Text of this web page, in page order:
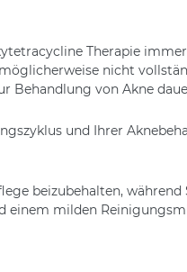
Therapie
nicht
Behandlung von Akne
und Ihrer
beizubehalten,
milden